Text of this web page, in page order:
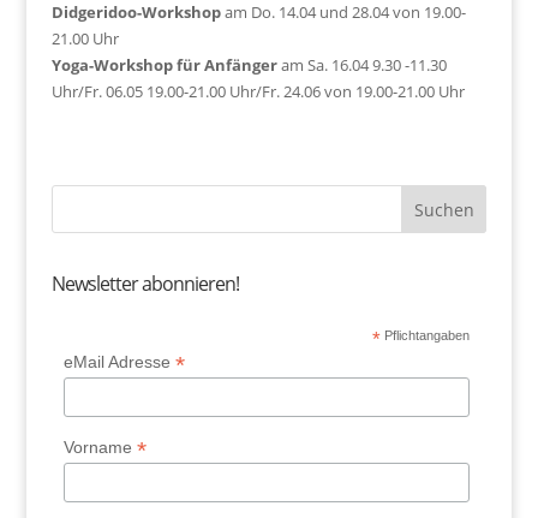
Didgeridoo-Workshopam Do. 14.04 und 28.04 von 19.00-
21.00 Uhr
Yoga-Workshop für Anfängeram Sa. 16.04 9.30 -11.30
Uhr/Fr. 06.05 19.00-21.00 Uhr/Fr. 24.06 von 19.00-21.00 Uhr
Newsletter abonnieren!
* Pflichtangaben
eMail Adresse*
Vorname*